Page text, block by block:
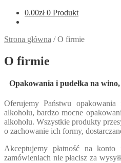
0.00zł 0 Produkt
Strona główna /O firmie
O firmie
Opakowania i pudełka na
Oferujemy Państwu
alkoholu, bardzo mocne
alkoholu. Wszystkie produkty
o zachowanie ich formy,
Akceptujemy płatność na
zamówieniach nie płacisz za